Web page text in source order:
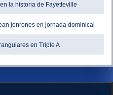
la historia de Fayetteville
jonrones en jornada dominical
en Triple A